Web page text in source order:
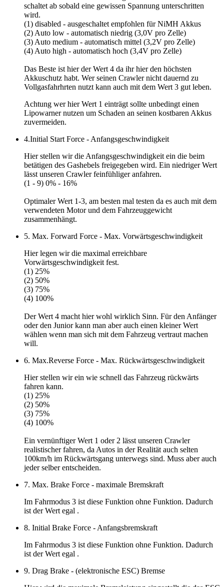
schaltet ab sobald eine gewissen Spannung unterschritten
wird.
(1) disabled - ausgeschaltet empfohlen für NiMH Akkus
(2) Auto low - automatisch niedrig (3,0V pro Zelle)
(3) Auto medium - automatisch mittel (3,2V pro Zelle)
(4) Auto high - automatisch hoch (3,4V pro Zelle)
Das Beste ist hier derWert 4 da ihr hier den höchsten
Akkuschutz habt. Wer seinen Crawler nicht dauernd zu
Vollgasfahrhrten nutzt kann auch mit dem Wert 3 gut leben.
Achtung wer hier Wert 1 einträgt sollte unbedingt einen
Lipowarner nutzen um Schaden an seinen kostbaren Akkus
zuvermeiden.
4.Initial Start Force - Anfangsgeschwindigkeit
Hier stellen wir die Anfangsgeschwindigkeit ein die beim
betätigen des Gashebels freigegeben wird. Ein niedriger Wert
lässt unseren Crawler feinfühliger anfahren.
(1 - 9) 0% - 16%
OptimalerWert 1-3, am besten mal testen da es auch mit dem
verwendeten Motor und dem Fahrzeuggewicht
zusammenhängt.
5. Max. Forward Force - Max. Vorwärtsgeschwindigkeit
Hier legen wir die maximal erreichbare
Vorwärtsgeschwindigkeit fest.
(1) 25%
(2) 50%
(3) 75%
(4) 100%
DerWert 4 macht hier wohl wirklich Sinn. Für den Anfänger
oder den Junior kann man aber auch einen kleiner Wert
wählen wenn man sich mit dem Fahrzeug vertraut machen
will.
6. Max.Reverse Force - Max. Rückwärtsgeschwindigkeit
Hier stellen wir ein wie schnell das Fahrzeug rückwärts
fahren kann.
(1) 25%
(2) 50%
(3) 75%
(4) 100%
Ein vernünftigerWert 1 oder 2 lässt unseren Crawler
realistischer fahren, da Autos in der Realität auch selten
100km/h im Rückwärtsgang unterwegs sind. Muss aber auch
jeder selber entscheiden.
7. Max. Brake Force - maximale Bremskraft
Im Fahrmodus 3 ist diese Funktion ohne Funktion. Dadurch
ist derWert egal .
8. Initial Brake Force - Anfangsbremskraft
Im Fahrmodus 3 ist diese Funktion ohne Funktion. Dadurch
ist derWert egal .
9. Drag Brake - (elektronische ESC) Bremse